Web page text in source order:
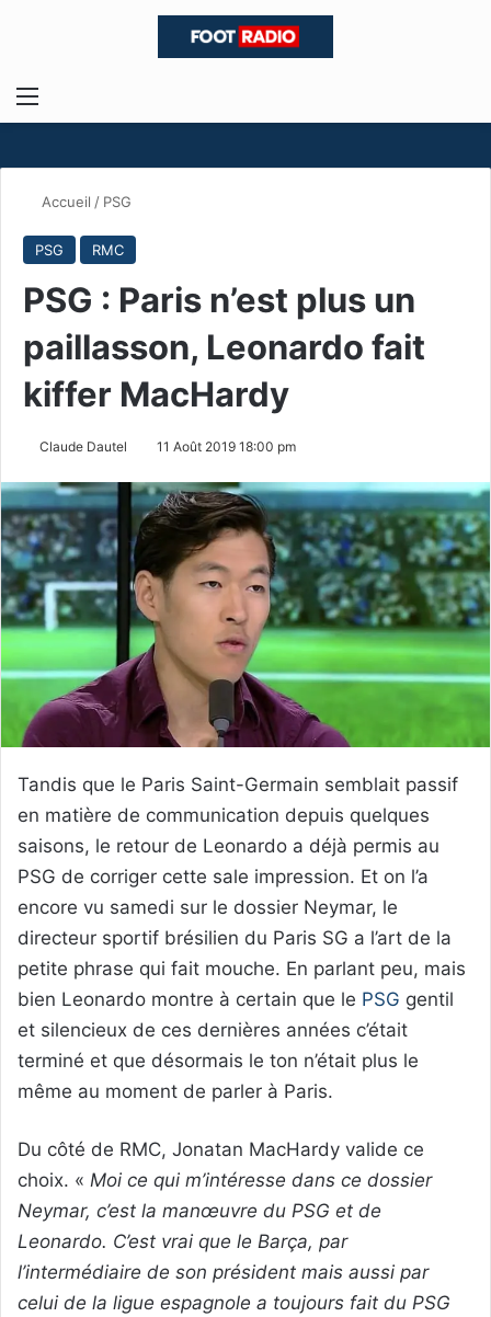
Menu
Accueil / PSG
PSG RMC
PSG : Paris n’est plus un
paillasson, Leonardo fait
kiffer MacHardy
Claude Dautel 11 Août 2019 18:00 pm
Tandis que le Paris Saint-Germain semblait passif
en matière de communication depuis quelques
saisons, le retour de Leonardo a déjà permis au
PSG de corriger cette sale impression. Et on l’a
encore vu samedi sur le dossier Neymar, le
directeur sportif brésilien du Paris SG a l’art de la
petite phrase qui fait mouche. En parlant peu, mais
bien Leonardo montre à certain que le PSG gentil
et silencieux de ces dernières années c’était
terminé et que désormais le ton n’était plus le
même au moment de parler à Paris.
Du côté de RMC, Jonatan MacHardy valide ce
choix. « Moi ce qui m’intéresse dans ce dossier
Neymar, c’est la manœuvre du PSG et de
Leonardo. C’est vrai que le Barça, par
l’intermédiaire de son président mais aussi par
celui de la ligue espagnole a toujours fait du PSG